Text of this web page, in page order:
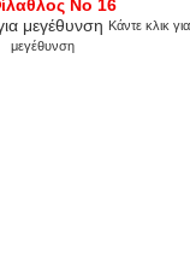
Κάντε κλικ για
μεγέθυνση